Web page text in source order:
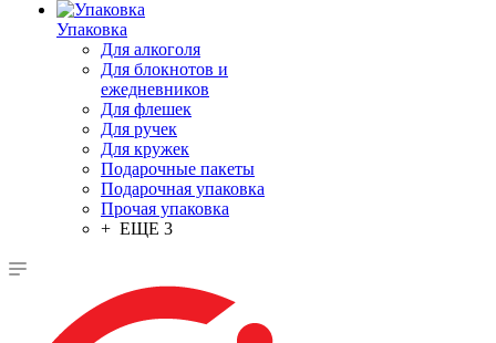
Упаковка
Для алкоголя
Для блокнотов и
ежедневников
Для флешек
Для ручек
Для кружек
Подарочные пакеты
Подарочная упаковка
Прочая упаковка
+ ЕЩЕ 3